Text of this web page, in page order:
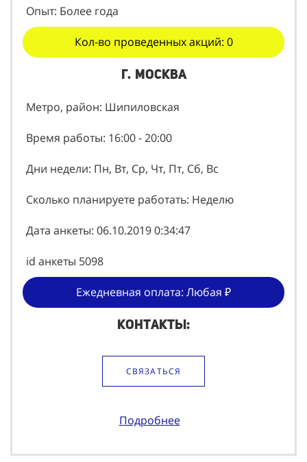
Опыт: Более года
Кол-во проведенных акций: 0
г. Москва
Метро, район: Шипиловская
Время работы: 16:00 - 20:00
Дни недели: Пн, Вт, Ср, Чт, Пт, Сб, Вс
Сколько планируете работать: Неделю
Дата анкеты: 06.10.2019 0:34:47
id анкеты 5098
Ежедневная оплата: Любая ₽
Контакты:
СВЯЗАТЬСЯ
Подробнее